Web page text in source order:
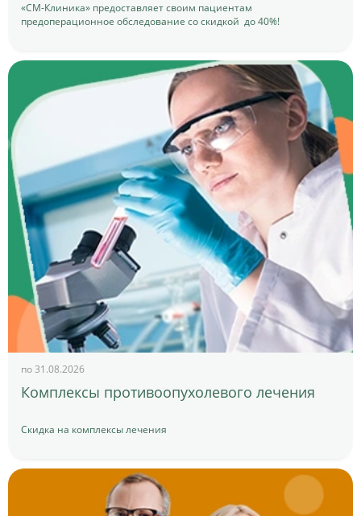
«СМ-Клиника» предоставляет своим пациентам
предоперационное обследование со скидкой до 40%!
по 31.08.2026
Комплексы противоопухолевого лечения
Скидка на комплексы лечения